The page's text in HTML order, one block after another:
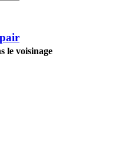
le voisinage